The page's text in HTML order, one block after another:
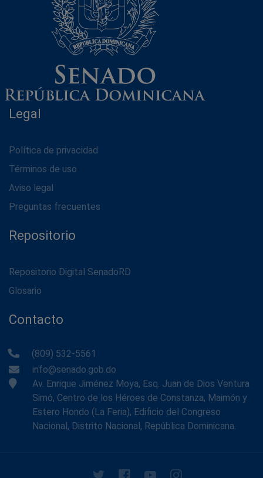
Legal
Política de privacidad
Términos de uso
Aviso legal
Preguntas frecuentes
Repositorio
Repositorio Digital SenadoRD
Glosario
Contacto
(809) 532-5561
info@senado.gob.do
Av. Enrique Jiménez Moya, Esq. Juan de Dios Ventura
Simó, Centro de los Héroes de Constanza, Maimón y
Estero Hondo (La Feria), Edificio del Congreso
Nacional, Distrito Nacional, República Dominicana.